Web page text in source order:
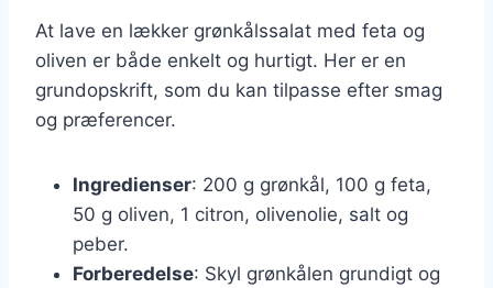
At lave en lækker grønkålssalat med feta og
oliven er både enkelt og hurtigt. Her er en
grundopskrift, som du kan tilpasse efter smag
og præferencer.
Ingredienser: 200 g grønkål, 100 g feta,
50 g oliven, 1 citron, olivenolie, salt og
peber.
Forberedelse: Skyl grønkålen grundigt og